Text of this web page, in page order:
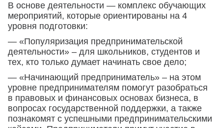
В основе деятельности — комплекс обучающих
мероприятий, которые ориентированы на 4
уровня подготовки:
— «Популяризация предпринимательской
деятельности» – для школьников, студентов и
тех, кто только думает начинать свое дело;
— «Начинающий предприниматель» – на этом
уровне предпринимателям помогут разобраться
в правовых и финансовых основах бизнеса, в
вопросах государственной поддержки, а также
познакомят с успешными предпринимательскими